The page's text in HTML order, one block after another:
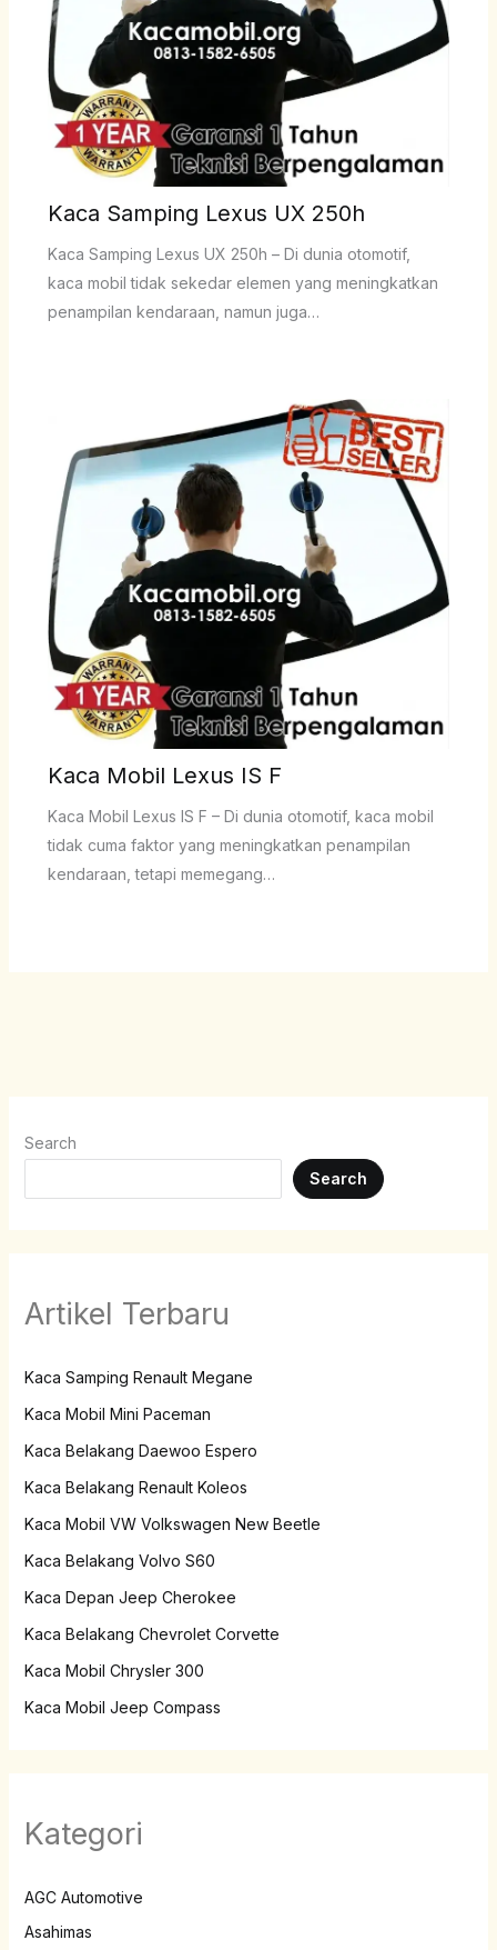
Kaca Samping Lexus UX 250h
Kaca Samping Lexus UX 250h – Di dunia otomotif,
kaca mobil tidak sekedar elemen yang meningkatkan
penampilan kendaraan, namun juga…
Kaca Mobil Lexus IS F
Kaca Mobil Lexus IS F – Di dunia otomotif, kaca mobil
tidak cuma faktor yang meningkatkan penampilan
kendaraan, tetapi memegang…
Search
Search
Artikel Terbaru
Kaca Samping Renault Megane
Kaca Mobil Mini Paceman
Kaca Belakang Daewoo Espero
Kaca Belakang Renault Koleos
Kaca Mobil VW Volkswagen New Beetle
Kaca Belakang Volvo S60
Kaca Depan Jeep Cherokee
Kaca Belakang Chevrolet Corvette
Kaca Mobil Chrysler 300
Kaca Mobil Jeep Compass
Kategori
AGC Automotive
Asahimas